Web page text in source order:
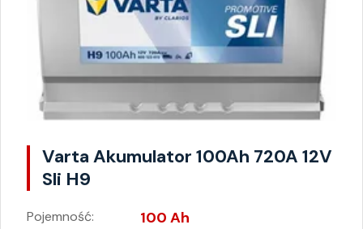
Varta Akumulator 100Ah 720A 12V
Sli H9
Pojemność: 100 Ah